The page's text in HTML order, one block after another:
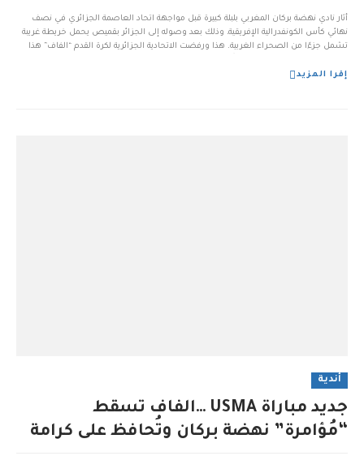
أثار نادي نهضة بركان المغربي بلبلة كبيرة قبل مواجهة اتحاد العاصمة الجزائري في نصف
نهائي كأس الكونفدرالية الإفريقية، وذلك بعد وصوله إلى الجزائر بقميص يحمل خريطة غريبة
تشمل جزءًا من الصحراء الغربية. هذا ورفضت الاتحادية الجزائرية لكرة القدم “الفاف” هذا
إقرا المزيد
أندية
جديد مباراة USMA …الفاف تسقط
“مُؤامرة” نهضة بركان وتُحافظ على كرامة